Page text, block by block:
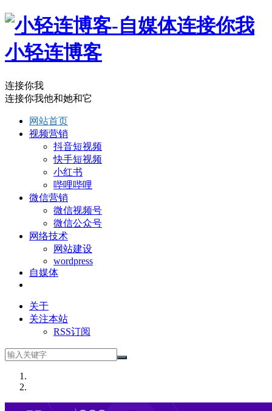
小轻连博客
连接你我
连接你我他和她和它
网站首页
视频营销
抖音短视频
快手短视频
小红书
哔哩哔哩
微信营销
微信视频号
微信公众号
网络技术
网站建设
wordpress
自媒体
关于
关注本站
RSS订阅